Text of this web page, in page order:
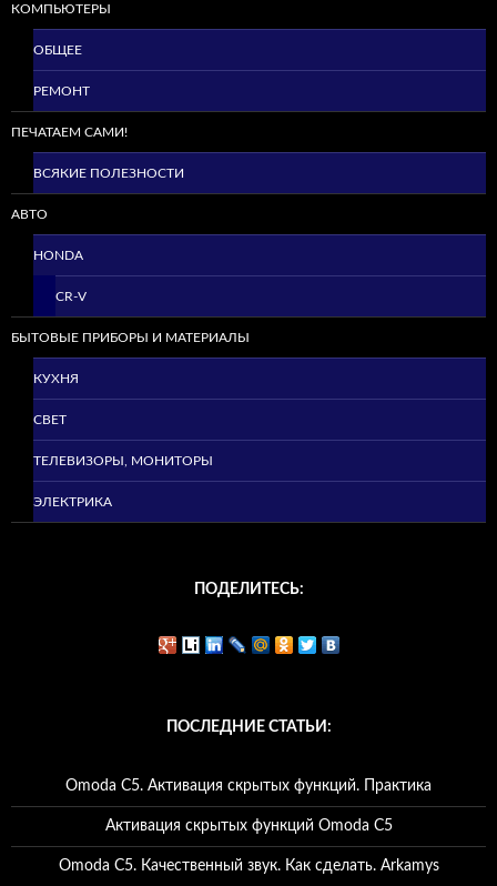
КОМПЬЮТЕРЫ
ОБЩЕЕ
РЕМОНТ
ПЕЧАТАЕМ САМИ!
ВСЯКИЕ ПОЛЕЗНОСТИ
АВТО
HONDA
CR-V
БЫТОВЫЕ ПРИБОРЫ И МАТЕРИАЛЫ
КУХНЯ
СВЕТ
ТЕЛЕВИЗОРЫ, МОНИТОРЫ
ЭЛЕКТРИКА
ПОДЕЛИТЕСЬ:
ПОСЛЕДНИЕ СТАТЬИ:
Omoda C5. Активация скрытых функций. Практика
Активация скрытых функций Omoda C5
Omoda C5. Качественный звук. Как сделать. Arkamys